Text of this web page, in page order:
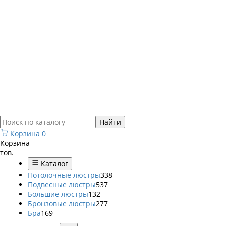
Найти
Корзина 0
Корзина
тов.
Каталог
Потолочные люстры338
Подвесные люстры537
Большие люстры132
Бронзовые люстры277
Бра169